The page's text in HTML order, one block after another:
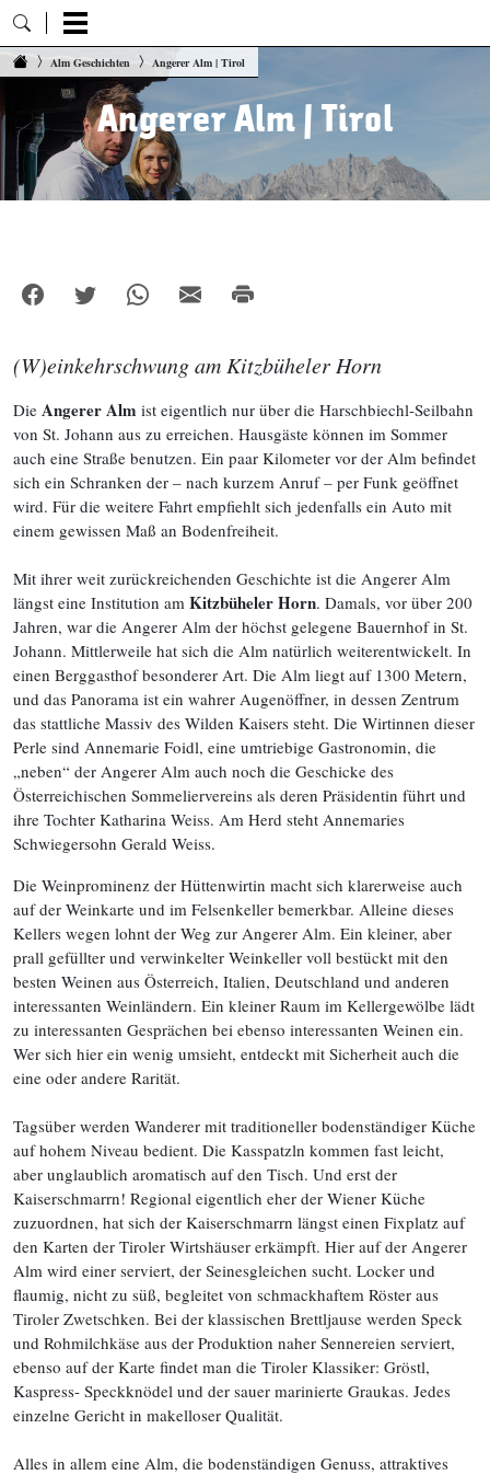
Zum Inhalt springen
Alm Geschichten Angerer Alm | Tirol
Angerer Alm | Tirol
(W)einkehrschwung am Kitzbüheler Horn
Die Angerer Alm ist eigentlich nur über die Harschbiechl-Seilbahn
von St. Johann aus zu erreichen. Hausgäste können im Sommer
auch eine Straße benutzen. Ein paar Kilometer vor der Alm befindet
sich ein Schranken der – nach kurzem Anruf – per Funk geöffnet
wird. Für die weitere Fahrt empfiehlt sich jedenfalls ein Auto mit
einem gewissen Maß an Bodenfreiheit.
Mit ihrer weit zurückreichenden Geschichte ist die Angerer Alm
längst eine Institution am Kitzbüheler Horn. Damals, vor über 200
Jahren, war die Angerer Alm der höchst gelegene Bauernhof in St.
Johann. Mittlerweile hat sich die Alm natürlich weiterentwickelt. In
einen Berggasthof besonderer Art. Die Alm liegt auf 1300 Metern,
und das Panorama ist ein wahrer Augenöffner, in dessen Zentrum
das stattliche Massiv des Wilden Kaisers steht. Die Wirtinnen dieser
Perle sind Annemarie Foidl, eine umtriebige Gastronomin, die
„neben“ der Angerer Alm auch noch die Geschicke des
Österreichischen Sommeliervereins als deren Präsidentin führt und
ihre Tochter Katharina Weiss. Am Herd steht Annemaries
Schwiegersohn Gerald Weiss.
Die Weinprominenz der Hüttenwirtin macht sich klarerweise auch
auf der Weinkarte und im Felsenkeller bemerkbar. Alleine dieses
Kellers wegen lohnt der Weg zur Angerer Alm. Ein kleiner, aber
prall gefüllter und verwinkelter Weinkeller voll bestückt mit den
besten Weinen aus Österreich, Italien, Deutschland und anderen
interessanten Weinländern. Ein kleiner Raum im Kellergewölbe lädt
zu interessanten Gesprächen bei ebenso interessanten Weinen ein.
Wer sich hier ein wenig umsieht, entdeckt mit Sicherheit auch die
eine oder andere Rarität.
Tagsüber werden Wanderer mit traditioneller bodenständiger Küche
auf hohem Niveau bedient. Die Kasspatzln kommen fast leicht,
aber unglaublich aromatisch auf den Tisch. Und erst der
Kaiserschmarrn! Regional eigentlich eher der Wiener Küche
zuzuordnen, hat sich der Kaiserschmarrn längst einen Fixplatz auf
den Karten der Tiroler Wirtshäuser erkämpft. Hier auf der Angerer
Alm wird einer serviert, der Seinesgleichen sucht. Locker und
flaumig, nicht zu süß, begleitet von schmackhaftem Röster aus
Tiroler Zwetschken. Bei der klassischen Brettljause werden Speck
und Rohmilchkäse aus der Produktion naher Sennereien serviert,
ebenso auf der Karte findet man die Tiroler Klassiker: Gröstl,
Kaspress- Speckknödel und der sauer marinierte Graukas. Jedes
einzelne Gericht in makelloser Qualität.
Alles in allem eine Alm, die bodenständigen Genuss, attraktives